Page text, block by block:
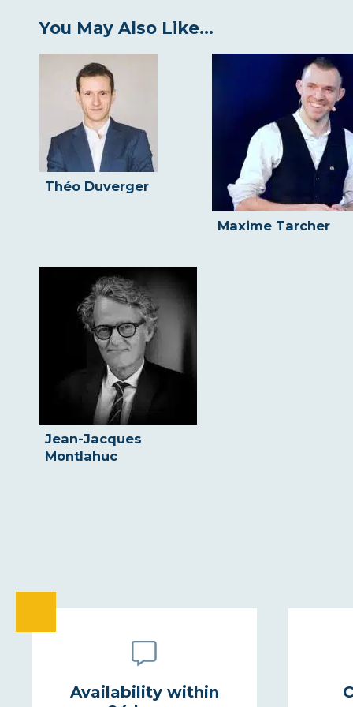
You May Also Like...
Théo Duverger
Maxime Tarcher
Jean-Jacques
Montlahuc
Availability within